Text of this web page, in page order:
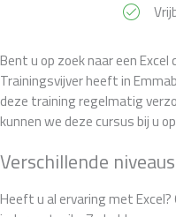
Bent u op zoek naar een
Trainingsvijver heeft in
deze training regelmatig
kunnen we deze cursus bij u
Verschillende
Heeft u al ervaring met